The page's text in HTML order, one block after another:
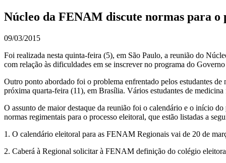
Núcleo da FENAM discute normas para o
09/03/2015
Foi realizada nesta quinta-feira (5), em São Paulo, a reunião do
com relação às dificuldades em se inscrever no programa do
Outro ponto abordado foi o problema enfrentado pelos estudantes
próxima quarta-feira (11), em Brasília. Vários estudantes de
O assunto de maior destaque da reunião foi o calendário e o início
normas regimentais para o processo eleitoral, que estão listadas a
1. O calendário eleitoral para as FENAM Regionais vai de 20 de
2. Caberá à Regional solicitar à FENAM definição do colégio